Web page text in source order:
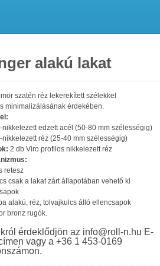
alakú lakat
szatén réz lekerekített szélekkel
minimalizálásának érdekében.
nikkelezett edzett acél (50-80 mm szélességig)
nikkelezett réz (25-40 mm szélességig)
2 db Viro profilos nikkelezett réz
retesz
csak a lakat zárt állapotában vehető ki
alakú, réz, tolvajkulcs álló ellencsapok
bronz rugók.
érdeklődjön az info@roll-n.hu E-
vagy a +36 1 453-0169